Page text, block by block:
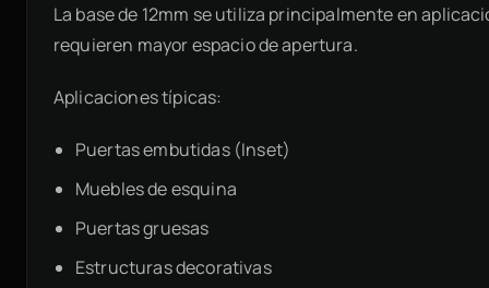
La base de 12mm se utiliza principalmente en
requieren mayor espacio de apertura.
Aplicaciones típicas:
Puertas embutidas (Inset)
Muebles de esquina
Puertas gruesas
Estructuras decorativas